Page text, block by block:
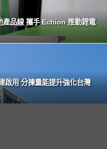
產品線 攜手 Echion 推動鋰電
啟用 分揀量能提升強化台灣